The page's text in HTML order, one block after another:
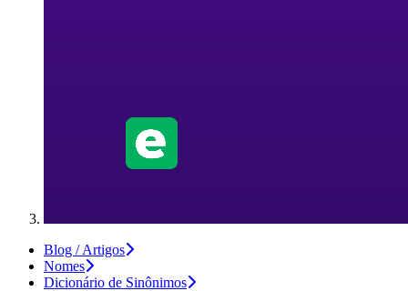
Blog / Artigos
Nomes
Dicionário de Sinônimos